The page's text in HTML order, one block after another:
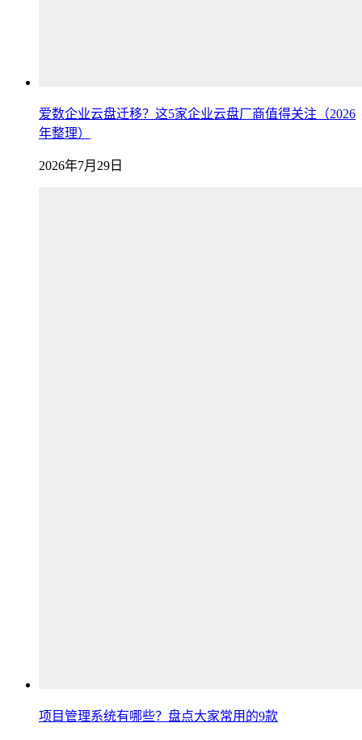
爱数企业云盘迁移？这5家企业云盘厂商值得关注（2026
年整理）
2026年7月29日
项目管理系统有哪些？盘点大家常用的9款